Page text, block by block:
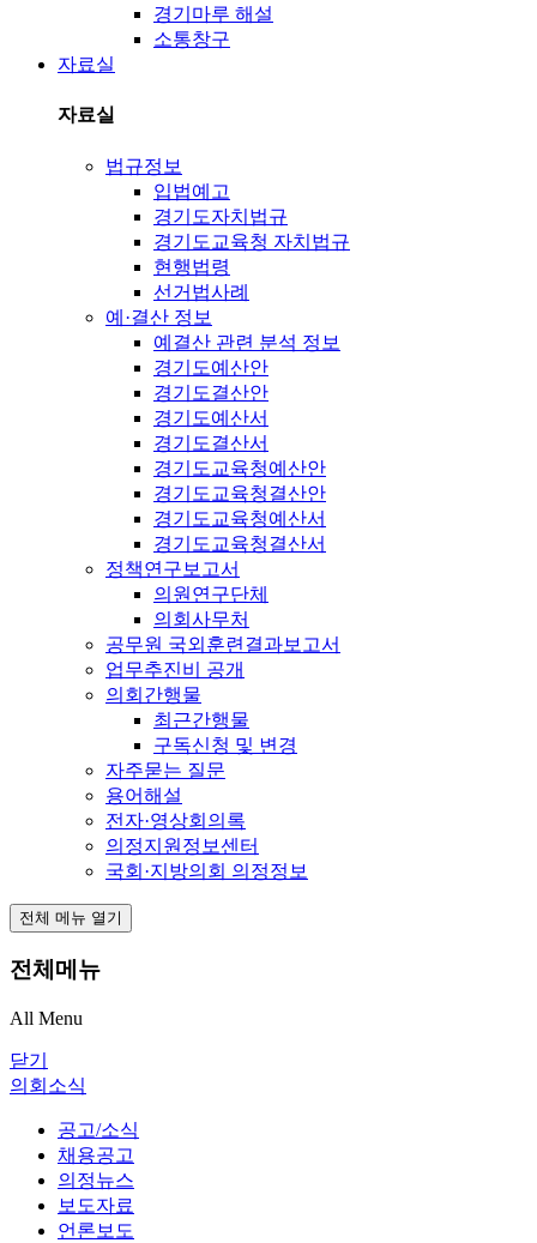
경기마루 해설
소통창구
자료실
자료실
법규정보
입법예고
경기도자치법규
경기도교육청 자치법규
현행법령
선거법사례
예·결산 정보
예결산 관련 분석 정보
경기도예산안
경기도결산안
경기도예산서
경기도결산서
경기도교육청예산안
경기도교육청결산안
경기도교육청예산서
경기도교육청결산서
정책연구보고서
의원연구단체
의회사무처
공무원 국외훈련결과보고서
업무추진비 공개
의회간행물
최근간행물
구독신청 및 변경
자주묻는 질문
용어해설
전자·영상회의록
의정지원정보센터
국회·지방의회 의정정보
전체 메뉴 열기
전체메뉴
All Menu
닫기
의회소식
공고/소식
채용공고
의정뉴스
보도자료
언론보도